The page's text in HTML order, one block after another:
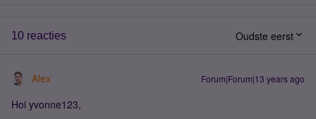
10 reacties Oudste eerst
Alex Forum|Forum|13 years ago
Hoi yvonne123,